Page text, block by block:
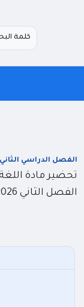
الفصل الدراسي الثاني
تحضير مادة
الفصل الثاني 2026